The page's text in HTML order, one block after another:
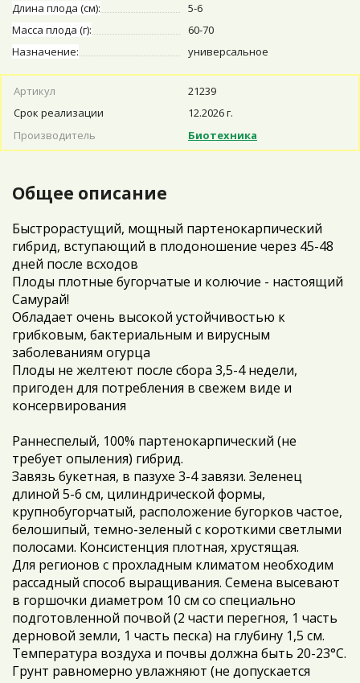
Длина плода (см):
5-6
Масса плода (г):
60-70
Назначение:
универсальное
Артикул
21239
Срок реализации
12.2026 г.
Производитель
Биотехника
Общее описание
Быстрорастущий, мощный партенокарпический
гибрид, вступающий в плодоношение через 45-48
дней после всходов
Плоды плотные бугорчатые и колючие - настоящий
Самурай!
Обладает очень высокой устойчивостью к
грибковым, бактериальным и вирусным
заболеваниям огурца
Плоды не желтеют после сбора 3,5-4 недели,
пригоден для потребления в свежем виде и
консервирования
Раннеспелый, 100% партенокарпический (не
требует опыления) гибрид.
Завязь букетная, в пазухе 3-4 завязи. Зеленец
длиной 5-6 см, цилиндрической формы,
крупнобугорчатый, расположение бугорков частое,
белошипый, темно-зеленый с короткими светлыми
полосами. Консистенция плотная, хрустящая.
Для регионов с прохладным климатом необходим
рассадный способ выращивания. Семена высевают
в горшочки диаметром 10 см со специально
подготовленной почвой (2 части перегноя, 1 часть
дерновой земли, 1 часть песка) на глубину 1,5 см.
Температура воздуха и почвы должна быть 20-23°С.
Грунт равномерно увлажняют (не допускается